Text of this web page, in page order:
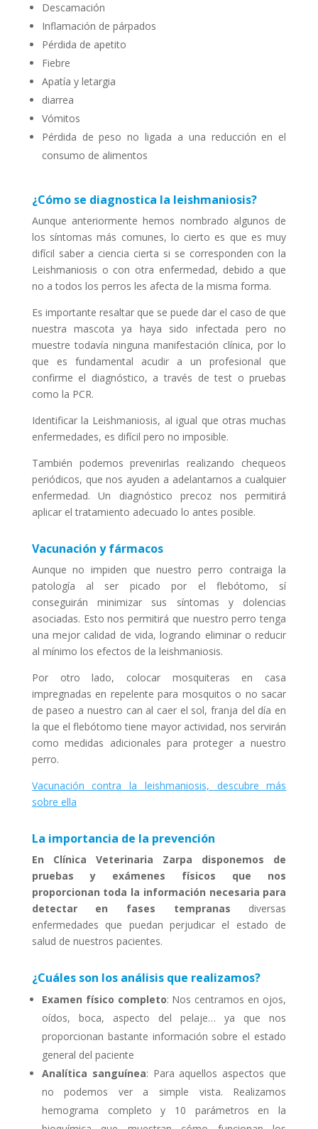
Descamación
Inflamación de párpados
Pérdida de apetito
Fiebre
Apatía y letargia
diarrea
Vómitos
Pérdida de peso no ligada a una reducción en el
consumo de alimentos
¿Cómo se diagnostica la leishmaniosis?
Aunque anteriormente hemos nombrado algunos de
los síntomas más comunes, lo cierto es que es muy
difícil saber a ciencia cierta si se corresponden con la
Leishmaniosis o con otra enfermedad, debido a que
no a todos los perros les afecta de la misma forma.
Es importante resaltar que se puede dar el caso de que
nuestra mascota ya haya sido infectada pero no
muestre todavía ninguna manifestación clínica, por lo
que es fundamental acudir a un profesional que
confirme el diagnóstico, a través de test o pruebas
como la PCR.
Identificar la Leishmaniosis, al igual que otras muchas
enfermedades, es difícil pero no imposible.
También podemos prevenirlas realizando chequeos
periódicos, que nos ayuden a adelantarnos a cualquier
enfermedad. Un diagnóstico precoz nos permitirá
aplicar el tratamiento adecuado lo antes posible.
Vacunación y fármacos
Aunque no impiden que nuestro perro contraiga la
patología al ser picado por el flebótomo, sí
conseguirán minimizar sus síntomas y dolencias
asociadas. Esto nos permitirá que nuestro perro tenga
una mejor calidad de vida, logrando eliminar o reducir
al mínimo los efectos de la leishmaniosis.
Por otro lado, colocar mosquiteras en casa
impregnadas en repelente para mosquitos o no sacar
de paseo a nuestro can al caer el sol, franja del día en
la que el flebótomo tiene mayor actividad, nos servirán
como medidas adicionales para proteger a nuestro
perro.
Vacunación contra la leishmaniosis, descubre más
sobre ella
La importancia de la prevención
En Clínica Veterinaria Zarpa disponemos de
pruebas y exámenes físicos que nos
proporcionan toda la información necesaria para
detectar en fases tempranas diversas
enfermedades que puedan perjudicar el estado de
salud de nuestros pacientes.
¿Cuáles son los análisis que realizamos?
Examen físico completo: Nos centramos en ojos,
oídos, boca, aspecto del pelaje… ya que nos
proporcionan bastante información sobre el estado
general del paciente
Analítica sanguínea: Para aquellos aspectos que
no podemos ver a simple vista. Realizamos
hemograma completo y 10 parámetros en la